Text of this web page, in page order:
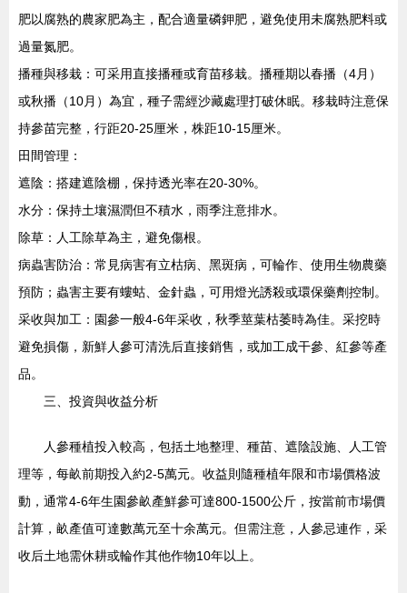
肥以腐熟的農家肥為主，配合適量磷鉀肥，避免使用未腐熟肥料或
過量氮肥。
播種與移栽：可采用直接播種或育苗移栽。播種期以春播（4月）
或秋播（10月）為宜，種子需經沙藏處理打破休眠。移栽時注意保
持參苗完整，行距20-25厘米，株距10-15厘米。
田間管理：
遮陰：搭建遮陰棚，保持透光率在20-30%。
水分：保持土壤濕潤但不積水，雨季注意排水。
除草：人工除草為主，避免傷根。
病蟲害防治：常見病害有立枯病、黑斑病，可輪作、使用生物農藥
預防；蟲害主要有螻蛄、金針蟲，可用燈光誘殺或環保藥劑控制。
采收與加工：園參一般4-6年采收，秋季莖葉枯萎時為佳。采挖時
避免損傷，新鮮人參可清洗后直接銷售，或加工成干參、紅參等產
品。
三、投資與收益分析
人參種植投入較高，包括土地整理、種苗、遮陰設施、人工管
理等，每畝前期投入約2-5萬元。收益則隨種植年限和市場價格波
動，通常4-6年生園參畝產鮮參可達800-1500公斤，按當前市場價
計算，畝產值可達數萬元至十余萬元。但需注意，人參忌連作，采
收后土地需休耕或輪作其他作物10年以上。